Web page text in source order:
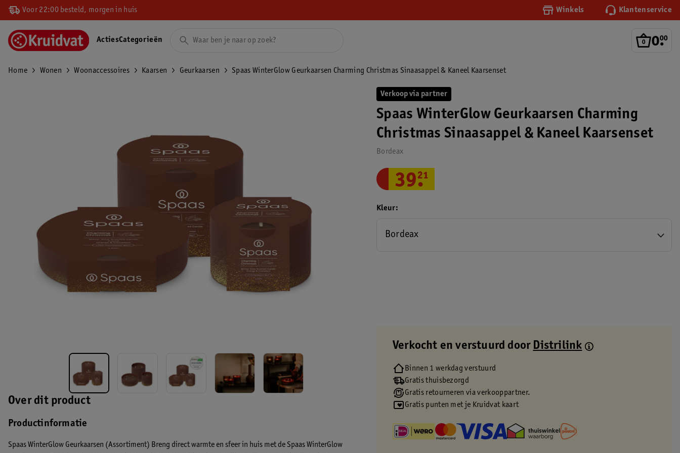
Voor 22:00 besteld, morgen in huis Winkels Klantenservice
0.
00
ActiesCategorieën
Home Wonen Woonaccessoires Kaarsen Geurkaarsen Spaas WinterGlow Geurkaarsen Charming Christmas Sinaasappel & Kaneel Kaarsenset
Over dit product
Productinformatie
Spaas WinterGlow Geurkaarsen (Assortiment) Breng direct warmte en sfeer in huis met de Spaas WinterGlow
Verkoop via partner
Spaas WinterGlow Geurkaarsen Charming
Christmas Sinaasappel & Kaneel Kaarsenset
Bordeax
39.
21
Kleur
Bordeax
Verkocht en verstuurd door Distrilink
Binnen 1 werkdag verstuurd
Gratis thuisbezorgd
Gratis retourneren via verkooppartner.
Gratis punten met je Kruidvat kaart